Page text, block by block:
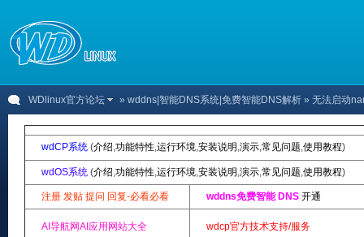
WDlinux官方论坛 » wddns|智能DNS系统|免费智能DNS解析 » 无法启动
wdCP系统 (介绍,功能特性,运行环境,安装说明 ,演示,常见问题,使用教程)
wdOS系统 (介绍,功能特性,运行环境,安装说明 ,演示,常见问题,使用教程)
注册 发贴 提问 回复-必看必看 wddns免费智能 DNS 开通
AI导航网AI应用网站大全 wdcp官方技术支持/服务